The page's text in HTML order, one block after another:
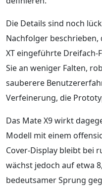
Die Details sind noch
Nachfolger
XT eingeführte
Sie an weniger Falten,
sauberere
Verfeinerung, die
Das Mate X9 wirkt
Modell mit einem
Cover-Display bleibt bei
wächst jedoch auf etwa
bedeutsamer Sprung